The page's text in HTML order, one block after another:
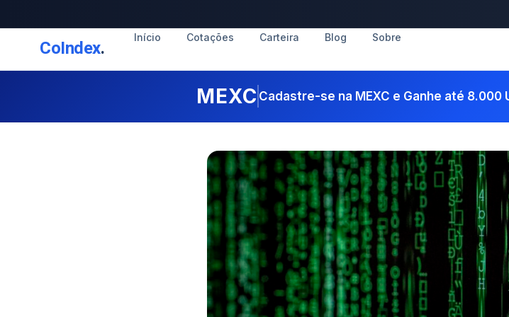
CoIndex. Início Cotações Carteira Blog Sobre
MEXC Cadastre-se na MEXC e Ganhe até 8.000